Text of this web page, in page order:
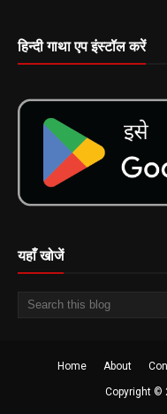
हिन्दी गाथा एप इंस्टॉल करें
यहाँ खोजें
Home About
Copyright ©